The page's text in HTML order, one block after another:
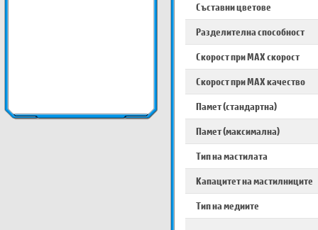
Съставни цветове
Разделителна способност
Скорост при MAX скорост
Скорост при MAX качество
Памет (стандартна)
Памет (максимална)
Тип на мастилата
Капацитет на мастилниците
Тип на медиите